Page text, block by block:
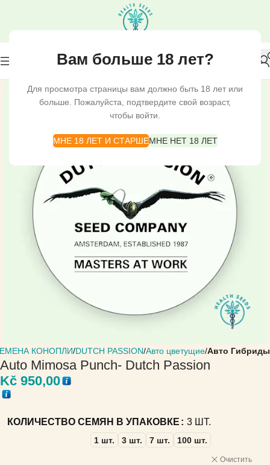
Вам больше 18 лет?
Для просмотра страницы вам должно быть 18 лет или
больше. Пожалуйста, подтвердите свой возраст,
чтобы войти.
МНЕ 18 ЛЕТ И СТАРШЕМНЕ НЕТ 18 ЛЕТ
КОНОПЛИ DUTCH PASSION Авто цветущие Авто Гибриды
Auto Mimosa Punch- Dutch Passion
Kč 950,00
КОЛИЧЕСТВО СЕМЯН В УПАКОВКЕ 3 ШТ.
1 шт. 3 шт. 7 шт. 100 шт.
Очистить